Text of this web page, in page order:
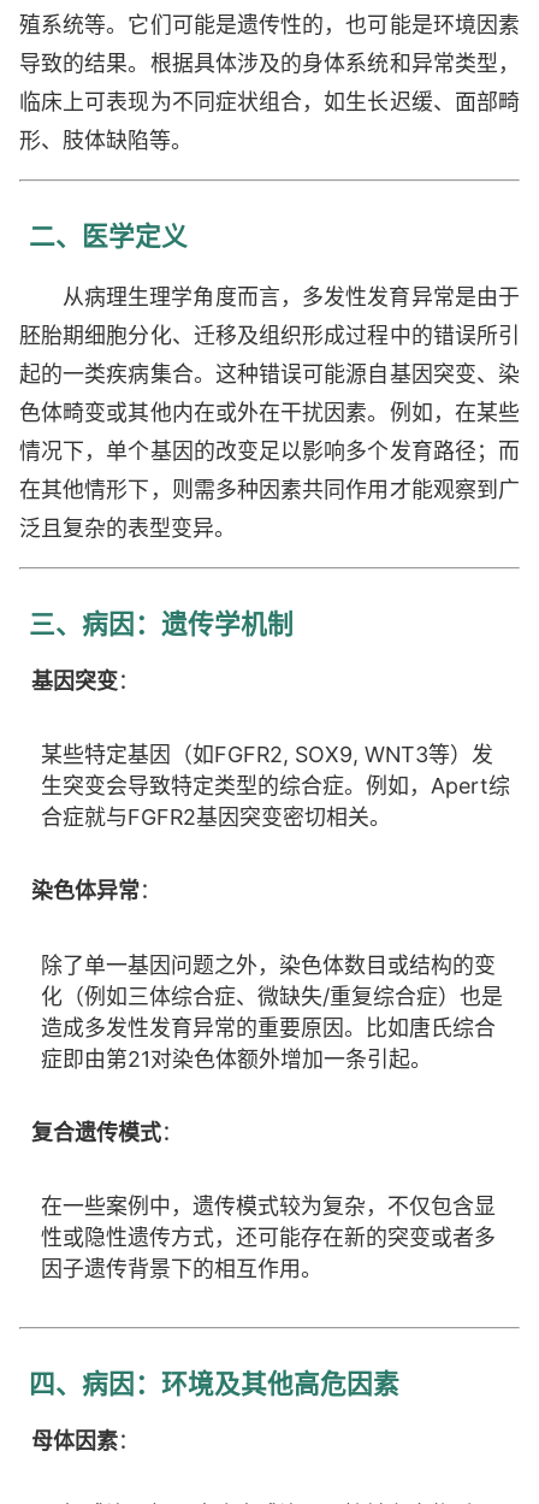
殖系统等。它们可能是遗传性的，也可能是环境因素
导致的结果。根据具体涉及的身体系统和异常类型，
临床上可表现为不同症状组合，如生长迟缓、面部畸
形、肢体缺陷等。
二、医学定义
从病理生理学角度而言，多发性发育异常是由于
胚胎期细胞分化、迁移及组织形成过程中的错误所引
起的一类疾病集合。这种错误可能源自基因突变、染
色体畸变或其他内在或外在干扰因素。例如，在某些
情况下，单个基因的改变足以影响多个发育路径；而
在其他情形下，则需多种因素共同作用才能观察到广
泛且复杂的表型变异。
三、病因：遗传学机制
基因突变：
某些特定基因（如FGFR2, SOX9, WNT3等）发
生突变会导致特定类型的综合症。例如，Apert综
合症就与FGFR2基因突变密切相关。
染色体异常：
除了单一基因问题之外，染色体数目或结构的变
化（例如三体综合症、微缺失/重复综合症）也是
造成多发性发育异常的重要原因。比如唐氏综合
症即由第21对染色体额外增加一条引起。
复合遗传模式：
在一些案例中，遗传模式较为复杂，不仅包含显
性或隐性遗传方式，还可能存在新的突变或者多
因子遗传背景下的相互作用。
四、病因：环境及其他高危因素
母体因素：